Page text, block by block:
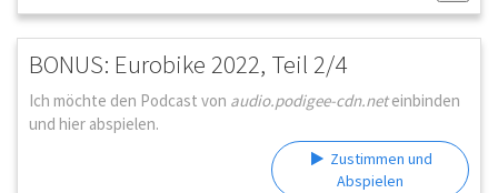
BONUS: Eurobike 2022, Teil 2/4
Ich möchte den Podcast von audio.podigee-cdn.neteinbinden
und hier abspielen.
Zustimmen und
Abspielen